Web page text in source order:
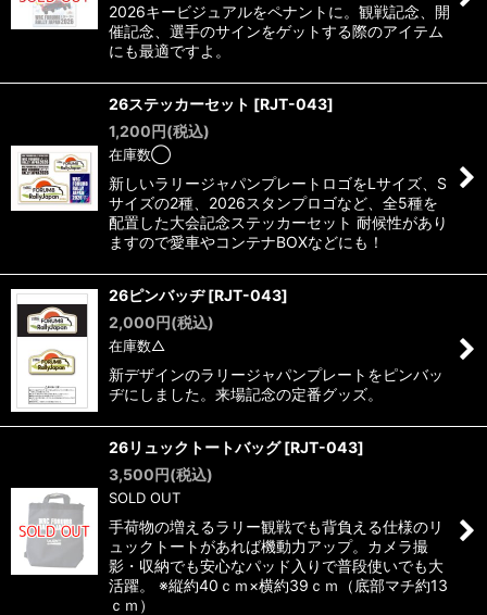
2026キービジュアルをペナントに。観戦記念、開
催記念、選手のサインをゲットする際のアイテム
にも最適ですよ。
26ステッカーセット [RJT-043]
1,200円(税込)
在庫数◯
新しいラリージャパンプレートロゴをLサイズ、S
サイズの2種、2026スタンプロゴなど、全5種を
配置した大会記念ステッカーセット 耐候性があり
ますので愛車やコンテナBOXなどにも！
26ピンバッヂ [RJT-043]
2,000円(税込)
在庫数△
新デザインのラリージャパンプレートをピンバッ
ヂにしました。来場記念の定番グッズ。
26リュックトートバッグ [RJT-043]
3,500円(税込)
SOLD OUT
手荷物の増えるラリー観戦でも背負える仕様のリ
ュックトートがあれば機動力アップ。カメラ撮
影・収納でも安心なパッド入りで普段使いでも大
活躍。 ※縦約40ｃｍ×横約39ｃｍ（底部マチ約13
ｃｍ）